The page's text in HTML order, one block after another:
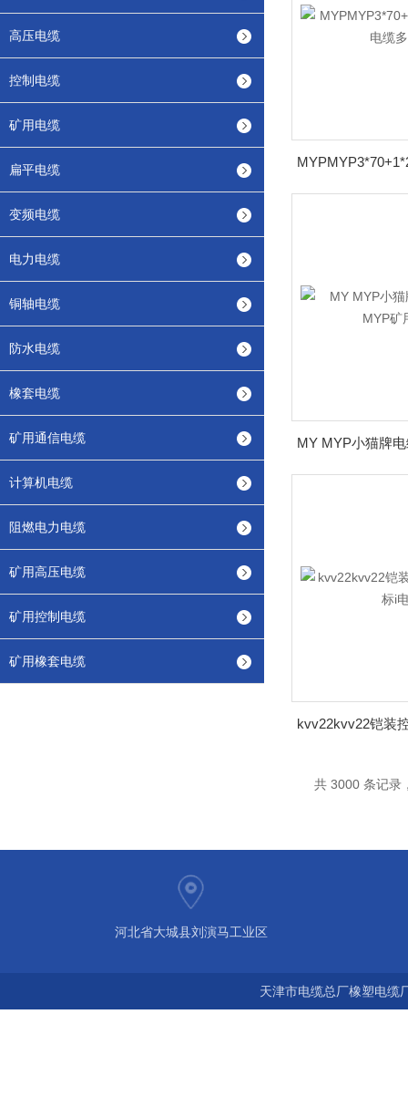
高压电缆
控制电缆
矿用电缆
扁平电缆
变频电缆
电力电缆
铜轴电缆
防水电缆
橡套电缆
矿用通信电缆
计算机电缆
阻燃电力电缆
矿用高压电缆
矿用控制电缆
矿用橡套电缆
共 3000 条记
河北省大城县刘演马工业区
天津市电缆总厂橡塑电